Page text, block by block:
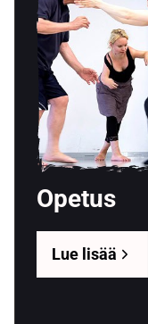
Opetus
Lue lisää